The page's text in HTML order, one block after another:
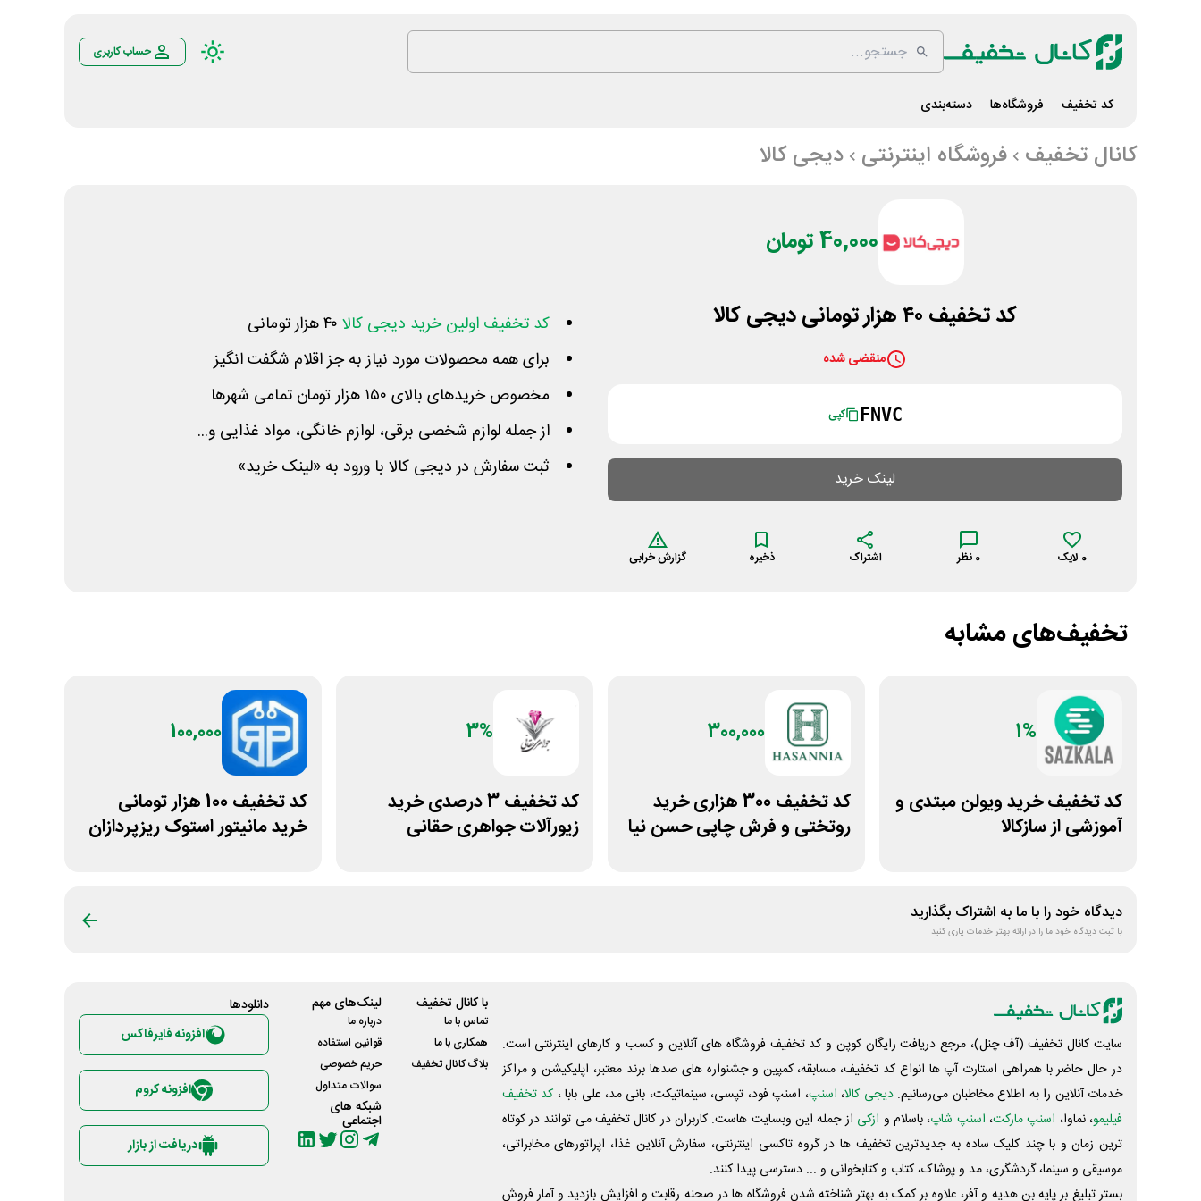
حساب کاربری
کد تخفیف فروشگاه‌ها دسته‌بندی
کانال تخفیف فروشگاه اینترنتی دیجی کالا
40,000 تومان
کد تخفیف ۴۰ هزار تومانی دیجی کالا
منقضی شده
FNVC کپی
لینک خرید
0 لایک 0 نظر اشتراک ذخیره گزارش خرابی
کد تخفیف اولین خرید دیجی کالا
برای همه محصولات مورد نیاز به جز اقلام شگفت انگیز
مخصوص خریدهای بالای ۱۵۰ هزار تومان تمامی شهرها
از جمله لوازم شخصی برقی، لوازم خانگی، مواد غذایی و...
ثبت سفارش در دیجی کالا با ورود به «لینک خرید»
تخفیف‌های مشابه
1%
کد تخفیف خرید ویولن مبتدی و
آموزشی از سازکالا
300,000
کد تخفیف 300 هزاری خرید
روتختی و فرش چاپی حسن نیا
3%
کد تخفیف 3 درصدی خرید
زیورآلات جواهری حقانی
100,000
کد تخفیف 100 هزار تومانی
خرید مانیتور استوک ریزپردازان
دیدگاه خود را با ما به اشتراک بگذارید
با ثبت دیدگاه خود ما را در ارائه بهتر خدمات یاری کنید
سایت کانال تخفیف (آف چنل)، مرجع دریافت رایگان کوپن و کد تخفیف فروشگاه های آنلاین و کسب و‌ کارهای اینترنتی است.
در حال حاضر با همراهی استارت آپ ها انواع کد تخفیف، مسابقه، کمپین و جشنواره های صدها برند معتبر، اپلیکیشن و مراکز
خدمات آنلاین را به اطلاع مخاطبان می‌رسانیم. دیجی کالا، اسنپ، اسنپ فود، تپسی، سینماتیکت، بانی مد، علی‌ بابا ، کد تخفیف
فیلیمو، نماوا، اسنپ مارکت، اسنپ شاپ، باسلام و ازکی از جمله این وبسایت ‌هاست. کاربران در کانال تخفیف می توانند در کوتاه
ترین زمان و با چند کلیک ساده به جدیدترین تخفیف ها در گروه تاکسی اینترنتی، سفارش آنلاین غذا، اپراتورهای مخابراتی،
موسیقی و سینما، گردشگری، مد و پوشاک، کتاب و کتابخوانی و ... دسترسی پیدا کنند.
بستر تبلیغ بر پایه بن هدیه و آفر، علاوه بر کمک به بهتر شناخته شدن فروشگاه ها در صحنه رقابت و افزایش بازدید و آمار فروش
با کانال تخفیف
تماس با ما
همکاری با ما
بلاگ کانال تخفیف
لینک‌های مهم
درباره ما
قوانین استفاده
حریم خصوصی
سوالات متداول
شبکه های
اجتماعی
دانلود‌ها
افزونه فایرفاکس
افزونه کروم
دریافت از بازار